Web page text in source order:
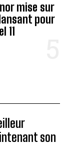
mise sur
pour
11
son